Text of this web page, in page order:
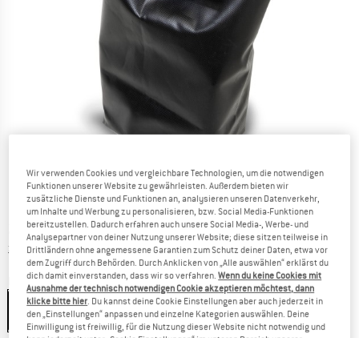
Preis:
24,95€ inkl. MwSt.
zzgl. VersandkostenInformationen zu den Versandkosten. Öffnet sich in
Farbe:Charcoal
Wir verwenden Cookies und vergleichbare Technologien, um die notwendigen
Funktionen unserer Website zu gewährleisten. Außerdem bieten wir
zusätzliche Dienste und Funktionen an, analysieren unseren Datenverkehr,
um Inhalte und Werbung zu personalisieren, bzw. Social Media-Funktionen
bereitzustellen. Dadurch erfahren auch unsere Social Media-, Werbe- und
Analysepartner von deiner Nutzung unserer Website; diese sitzen teilweise in
Drittländern ohne angemessene Garantien zum Schutz deiner Daten, etwa vor
dem Zugriff durch Behörden. Durch Anklicken von „Alle auswählen“ erklärst du
dich damit einverstanden, dass wir so verfahren.Wenn du keine Cookies mit
Ausnahme der technisch notwendigen Cookie akzeptieren möchtest, dann
klicke bitte hier. Du kannst deine Cookie Einstellungen aber auch jederzeit in
den „Einstellungen“ anpassen und einzelne Kategorien auswählen. Deine
Einwilligung ist freiwillig, für die Nutzung dieser Website nicht notwendig und